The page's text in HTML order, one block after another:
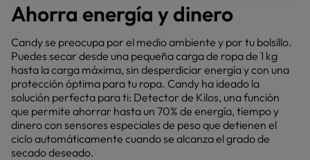
Ahorra energía y dinero
Candy se preocupa por el medio ambiente y por tu bolsillo.
Puedes secar desde una pequeña carga de ropa de 1 kg
hasta la carga máxima, sin desperdiciar energía y con una
protección óptima para tu ropa. Candy ha ideado la
solución perfecta para ti: Detector de Kilos, una función
que permite ahorrar hasta un 70% de energía, tiempo y
dinero con sensores especiales de peso que detienen el
ciclo automáticamente cuando se alcanza el grado de
secado deseado.